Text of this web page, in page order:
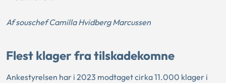
Af souschef Camilla Hvidberg Marcussen
Flest klager fra tilskadekomne
Ankestyrelsen har i 2023 modtaget cirka 11.000 klager i